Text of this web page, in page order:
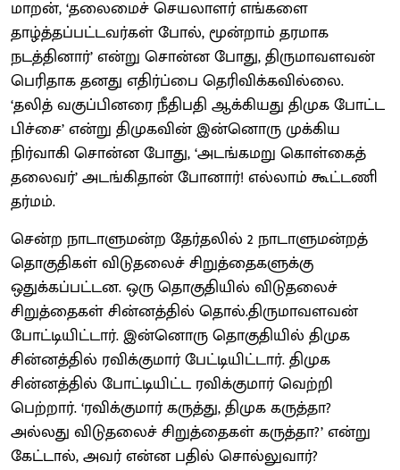
மாறன், ‘தலைமைச் செயலாளர் எங்களை
தாழ்த்தப்பட்டவர்கள் போல், மூன்றாம் தரமாக
நடத்தினார்’ என்று சொன்ன போது, திருமாவளவன்
பெரிதாக தனது எதிர்ப்பை தெரிவிக்கவில்லை.
‘தலித் வகுப்பினரை நீதிபதி ஆக்கியது திமுக போட்ட
பிச்சை’ என்று திமுகவின் இன்னொரு முக்கிய
நிர்வாகி சொன்ன போது, ‘அடங்கமறு கொள்கைத்
தலைவர்’ அடங்கிதான் போனார்! எல்லாம் கூட்டணி
தர்மம்.
சென்ற நாடாளுமன்ற தேர்தலில் 2 நாடாளுமன்றத்
தொகுதிகள் விடுதலைச் சிறுத்தைகளுக்கு
ஒதுக்கப்பட்டன. ஒரு தொகுதியில் விடுதலைச்
சிறுத்தைகள் சின்னத்தில் தொல்.திருமாவளவன்
போட்டியிட்டார். இன்னொரு தொகுதியில் திமுக
சின்னத்தில் ரவிக்குமார் பேட்டியிட்டார். திமுக
சின்னத்தில் போட்டியிட்ட ரவிக்குமார் வெற்றி
பெற்றார். ‘ரவிக்குமார் கருத்து, திமுக கருத்தா?
அல்லது விடுதலைச் சிறுத்தைகள் கருத்தா?’ என்று
கேட்டால், அவர் என்ன பதில் சொல்லுவார்?